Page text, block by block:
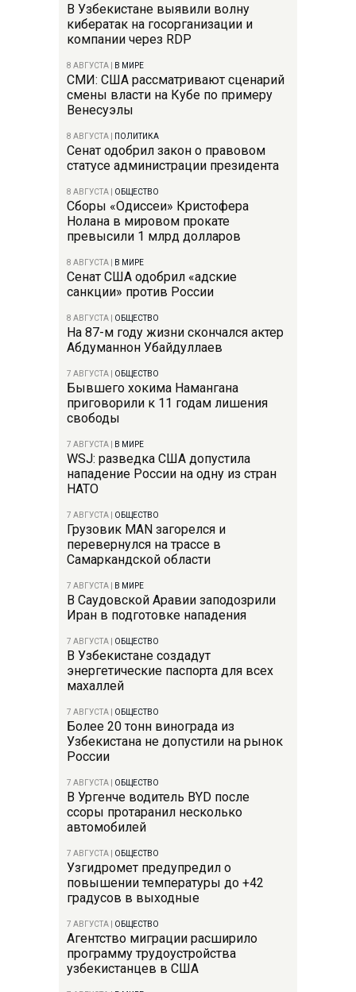
В Узбекистане выявили волну
кибератак на госорганизации и
компании через RDP
8 АВГУСТА В МИРЕ
СМИ: США рассматривают сценарий
смены власти на Кубе по примеру
Венесуэлы
8 АВГУСТА ПОЛИТИКА
Сенат одобрил закон о правовом
статусе администрации президента
8 АВГУСТА ОБЩЕСТВО
Сборы «Одиссеи» Кристофера
Нолана в мировом прокате
превысили 1 млрд долларов
8 АВГУСТА В МИРЕ
Сенат США одобрил «адские
санкции» против России
8 АВГУСТА ОБЩЕСТВО
На 87-м году жизни скончался актер
Абдуманнон Убайдуллаев
7 АВГУСТА ОБЩЕСТВО
Бывшего хокима Намангана
приговорили к 11 годам лишения
свободы
7 АВГУСТА В МИРЕ
WSJ: разведка США допустила
нападение России на одну из стран
НАТО
7 АВГУСТА ОБЩЕСТВО
Грузовик MAN загорелся и
перевернулся на трассе в
Самаркандской области
7 АВГУСТА В МИРЕ
В Саудовской Аравии заподозрили
Иран в подготовке нападения
7 АВГУСТА ОБЩЕСТВО
В Узбекистане создадут
энергетические паспорта для всех
махаллей
7 АВГУСТА ОБЩЕСТВО
Более 20 тонн винограда из
Узбекистана не допустили на рынок
России
7 АВГУСТА ОБЩЕСТВО
В Ургенче водитель BYD после
ссоры протаранил несколько
автомобилей
7 АВГУСТА ОБЩЕСТВО
Узгидромет предупредил о
повышении температуры до +42
градусов в выходные
7 АВГУСТА ОБЩЕСТВО
Агентство миграции расширило
программу трудоустройства
узбекистанцев в США